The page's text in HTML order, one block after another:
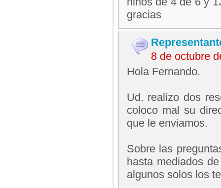
gracias
8 de octubre
Hola Fernando.
Ud. realizo dos
coloco mal su
que le enviamos.
Sobre las
hasta mediados
algunos solos los